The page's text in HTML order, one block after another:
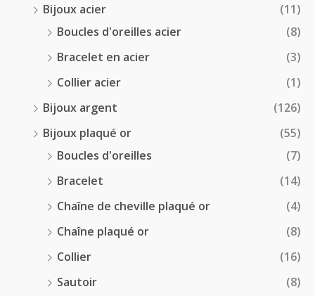
Bijoux acier
(11)
Boucles d'oreilles acier
(8)
Bracelet en acier
(3)
Collier acier
(1)
Bijoux argent
(126)
Bijoux plaqué or
(55)
Boucles d'oreilles
(7)
Bracelet
(14)
Chaîne de cheville plaqué or
(4)
Chaîne plaqué or
(8)
Collier
(16)
Sautoir
(8)